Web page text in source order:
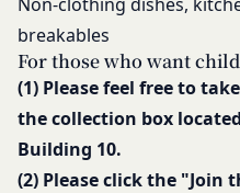
breakables
For those who want
(1) Please feel free to
the collection box
Building 10.
(2) Please click the "Join
合、当社は、通知また
会員の登録の抹消、当社
の利用禁止、停止、本サ
（本規約第10条3項で定
の必要な措置を講じる
当社が前項に定める措
社は、会員に対し、当